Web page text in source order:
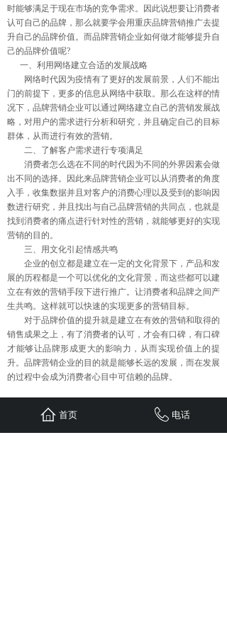
时能够满足于现在市场的竞争需求。因此说想要让消费者
认可自己的品牌，那么就要学会用重庆品牌营销推广去提
升自己的品牌价值。而品牌营销企业如何做才能够提升自
己的品牌价值呢?
一、利用网络建立合适的发展战略
网络时代因为疫情有了更好的发展前景，人们不能出
门的前提下，更多的信息从网络中获取。那么在这样的情
况下，品牌营销企业可以通过网络建立自己的营销发展战
略，对用户的需求进行分析和研究，并且确定自己的目标
群体，从而进行有效的营销。
二、了解客户需求进行专项满足
消费者怎么选在不同的时代因为不同的外界因素会做
出不同的选择。因此来品牌营销企业可以从消费者的角度
入手，收集数据并且对客户的消费心理以及受到的影响因
数进行研究，并且找出与自己品牌营销的共同点，也就是
找到消费者的痛点进行针对性的营销，就能够更好的实现
营销的目的。
三、用文化引起情感共鸣
企业的创立都是建立在一定的文化背景下，产品和发
展的历程都是一个可以优化的文化背景，而这些都可以建
立在有效的营销手段下进行推广。让消费者和品牌之间产
生共鸣。这样就可以快速的实现更多的营销目标。
对于品牌价值的提升就是建立在有效的营销和取得的
销售成果之上，有了消费者的认可，才会有口碑，有口碑
才能够让品牌形成更大的影响力，从而实现价值上的提
升。品牌营销企业的目的就是能够长远的发展，而在发展
的过程中会成为消费者心目中可信赖的品牌。
企业品牌口碑营销常用......
首页 电话